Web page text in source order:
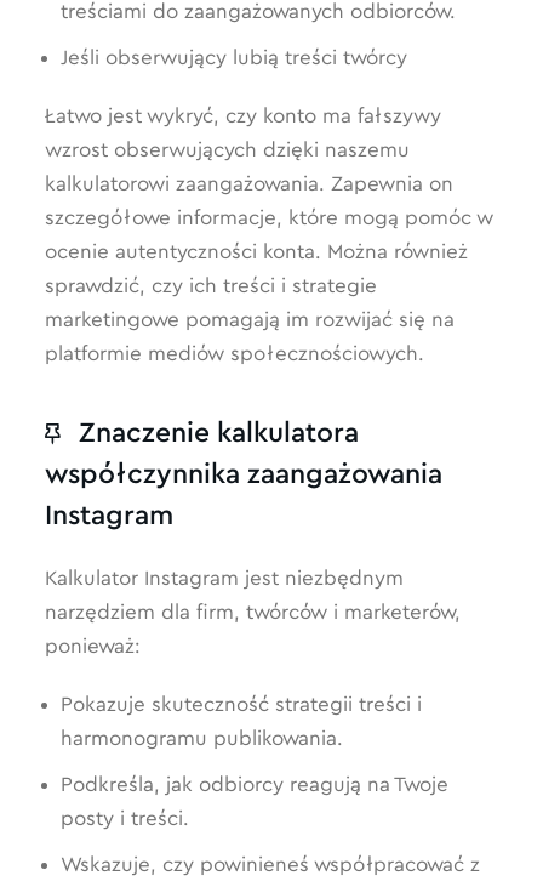
treściami do zaangażowanych odbiorców.
Jeśli obserwujący lubią treści twórcy
Łatwo jest wykryć, czy konto ma fałszywy
wzrost obserwujących dzięki naszemu
kalkulatorowi zaangażowania. Zapewnia on
szczegółowe informacje, które mogą pomóc w
ocenie autentyczności konta. Można również
sprawdzić, czy ich treści i strategie
marketingowe pomagają im rozwijać się na
platformie mediów społecznościowych.
Znaczenie kalkulatora
współczynnika zaangażowania
Instagram
Kalkulator Instagram jest niezbędnym
narzędziem dla firm, twórców i marketerów,
ponieważ:
Pokazuje skuteczność strategii treści i
harmonogramu publikowania.
Podkreśla, jak odbiorcy reagują na Twoje
posty i treści.
Wskazuje, czy powinieneś współpracować z